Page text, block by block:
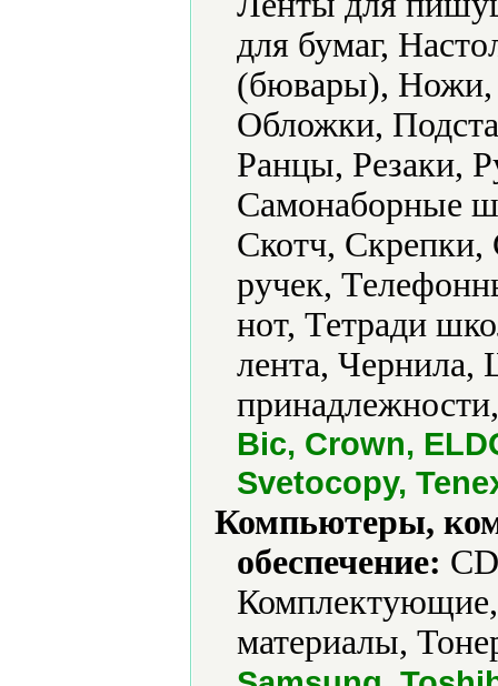
для бумаг,
(бювары), Ножи,
Обложки,
Ранцы, Резаки,
Самонаборные
Скотч,
ручек,
нот, Тетради
лента,
Bic, Crown,
Svetocopy,
Компьютеры,
обеспечение:
материалы,